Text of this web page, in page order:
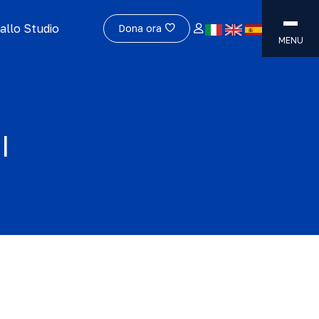
Studio Dona ora
MENU